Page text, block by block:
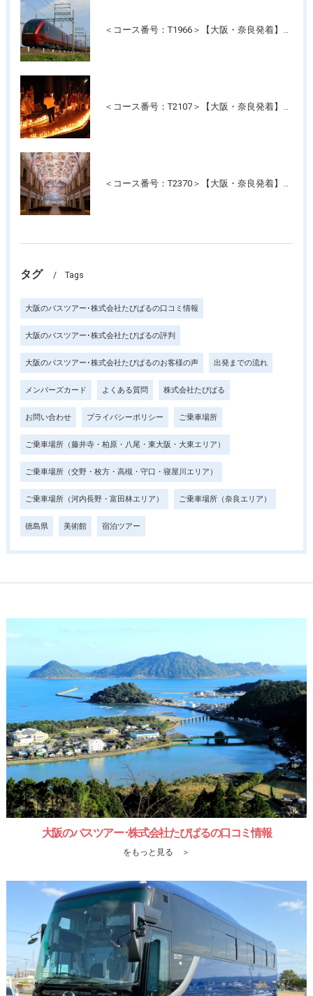
タグ Tags
大阪のバスツアー･株式会社たびぱるの口コミ情報
大阪のバスツアー･株式会社たびぱるの評判
大阪のバスツアー･株式会社たびぱるのお客様の声 出発までの流れ
メンバーズカード よくある質問 株式会社たびぱる
お問い合わせ プライバシーポリシー ご乗車場所
ご乗車場所（藤井寺・柏原・八尾・東大阪・大東エリア）
ご乗車場所（交野・枚方・高槻・守口・寝屋川エリア）
ご乗車場所（河内長野・富田林エリア） ご乗車場所（奈良エリア）
徳島県 美術館 宿泊ツアー
大阪のバスツアー･株式会社たびぱるの口コミ情報
をもっと見る ＞